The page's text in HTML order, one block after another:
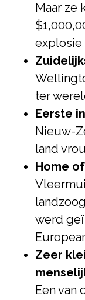
Maar ze
explosie
ter
Eerste
Nieuw-
land
Home
werd
Zeer
Een van